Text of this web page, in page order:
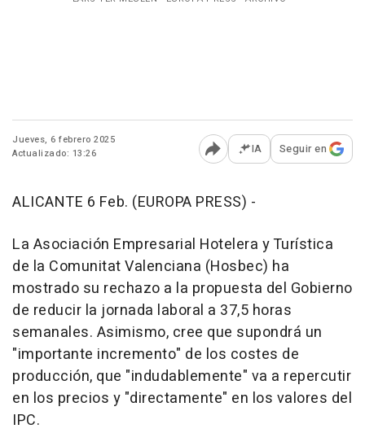
Jueves, 6 febrero 2025
Actualizado: 13:26
Abrir opciones para
IA Seguir en
ALICANTE 6 Feb. (EUROPA PRESS) -
La Asociación Empresarial Hotelera y Turística
de la Comunitat Valenciana (Hosbec) ha
mostrado su rechazo a la propuesta del Gobierno
de reducir la jornada laboral a 37,5 horas
semanales. Asimismo, cree que supondrá un
"importante incremento" de los costes de
producción, que "indudablemente" va a repercutir
en los precios y "directamente" en los valores del
IPC.